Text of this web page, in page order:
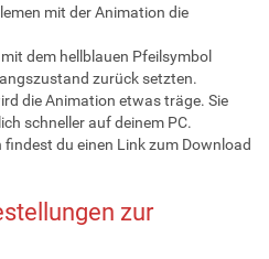
mit der Animation die
dem hellblauen Pfeilsymbol
zurück setzten.
die Animation etwas träge. Sie
schneller auf deinem PC.
du einen Link zum Download
zur